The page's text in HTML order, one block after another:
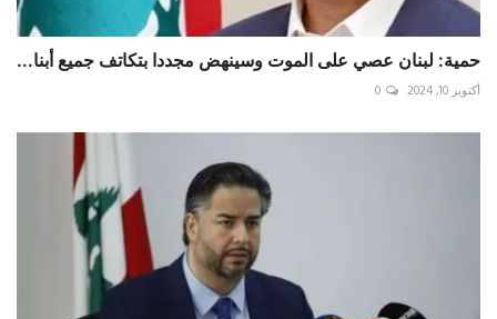
حمية: لبنان عصي على الموت وسينهض مجددا بتكاتف جميع أبنا...
أكتوبر 10, 2024 0